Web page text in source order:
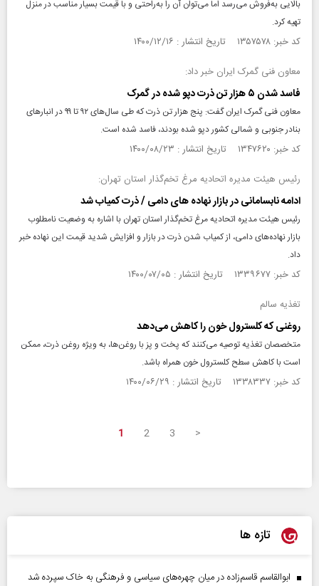
بالایی به‌فروش می‌رسد اما می‌توان آن را به‌راحتی و با قیمت بسیار مناسب در منزل
تهیه کرد.
کد خبر: ۱۳۵۷۵۷۸ تاریخ انتشار : ۱۴۰۰/۱۲/۱۶
معاون فنی گمرک ایران خبر داد:
فاسد شدن ۵ هزار تن ذرت دپو شده در گمرک
معاون فنی گمرک ایران گفت: پنج هزار تن ذرت که طی سال‌های ۹۲ تا ۹۹ در انبارهای
بنادر جنوبی و شمالی کشور دپو شده بودند، فاسد شده است.
کد خبر: ۱۳۴۷۶۲۰ تاریخ انتشار : ۱۴۰۰/۰۸/۲۳
رئیس هیئت مدیره اتحادیه مرغ تخم‌گذار استان تهران:
ادامه نابسامانی در بازار نهاده‌ های دامی / ذرت کمیاب شد
رئیس هیئت مدیره اتحادیه مرغ تخم‌گذار استان تهران با اشاره به وضعیت نامطلوب
بازار نهاده‌های دامی، از کمیاب شدن ذرت در بازار و افزایش شدید قیمت این نهاده خبر
داد.
کد خبر: ۱۳۳۹۶۷۷ تاریخ انتشار : ۱۴۰۰/۰۷/۰۵
تغذیه سالم
روغنی که کلسترول خون را کاهش می‌دهد
متخصصان تغذیه توصیه می‌کنند که پخت و پز با روغن‌ها، به ویژه روغن ذرت، ممکن
است با کاهش سطح کلسترول خون همراه باشد.
کد خبر: ۱۳۳۸۳۳۷ تاریخ انتشار : ۱۴۰۰/۰۶/۲۹
1 2 3 >
تازه ها
ابوالقاسم قاسم‌زاده در میان چهره‌های سیاسی و فرهنگی به خاک سپرده شد